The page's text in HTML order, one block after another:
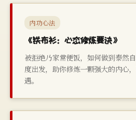
内功心法
《铁布衫：心态修炼要诀》
被拒绝乃家常便饭，如何做到泰然
度出发，助你修炼一颗强大的内心
遇。